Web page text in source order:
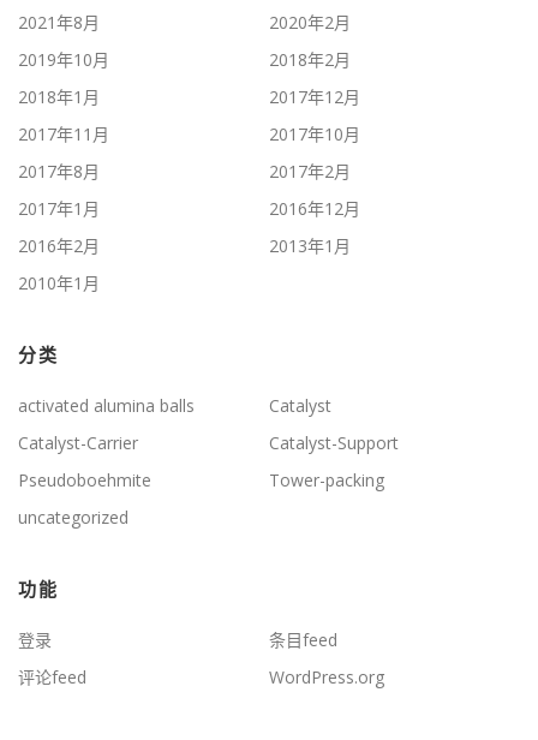
2021年8月
2020年2月
2019年10月
2018年2月
2018年1月
2017年12月
2017年11月
2017年10月
2017年8月
2017年2月
2017年1月
2016年12月
2016年2月
2013年1月
2010年1月
分类
activated alumina balls
Catalyst
Catalyst-Carrier
Catalyst-Support
Pseudoboehmite
Tower-packing
uncategorized
功能
登录
条目feed
评论feed
WordPress.org